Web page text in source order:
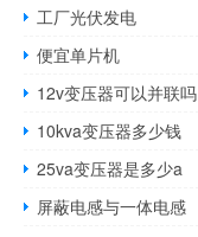
工厂光伏发电
便宜单片机
12v变压器可以并联吗
10kva变压器多少钱
25va变压器是多少a
屏蔽电感与一体电感